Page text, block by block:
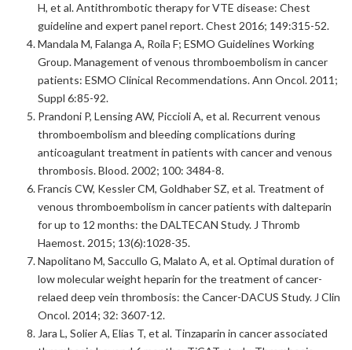
H, et al. Antithrombotic therapy for VTE disease: Chest
guideline and expert panel report. Chest 2016; 149:315-52.
Mandala M, Falanga A, Roila F; ESMO Guidelines Working
Group. Management of venous thromboembolism in cancer
patients: ESMO Clinical Recommendations. Ann Oncol. 2011;
Suppl 6:85-92.
Prandoni P, Lensing AW, Piccioli A, et al. Recurrent venous
thromboembolism and bleeding complications during
anticoagulant treatment in patients with cancer and venous
thrombosis. Blood. 2002; 100: 3484-8.
Francis CW, Kessler CM, Goldhaber SZ, et al. Treatment of
venous thromboembolism in cancer patients with dalteparin
for up to 12 months: the DALTECAN Study. J Thromb
Haemost. 2015; 13(6):1028-35.
Napolitano M, Saccullo G, Malato A, et al. Optimal duration of
low molecular weight heparin for the treatment of cancer-
relaed deep vein thrombosis: the Cancer-DACUS Study. J Clin
Oncol. 2014; 32: 3607-12.
Jara L, Solier A, Elias T, et al. Tinzaparin in cancer associated